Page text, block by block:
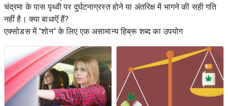
चंद्रमा के पास पृथ्वी पर दुर्घटनाग्रस्त होने या अंतरिक्ष में भागने की सही गति
नहीं है। क्या बाधाऎं हैं?
एक्सोडस में "शोन" के लिए एक असामान्य हिब्रू शब्द का उपयोग